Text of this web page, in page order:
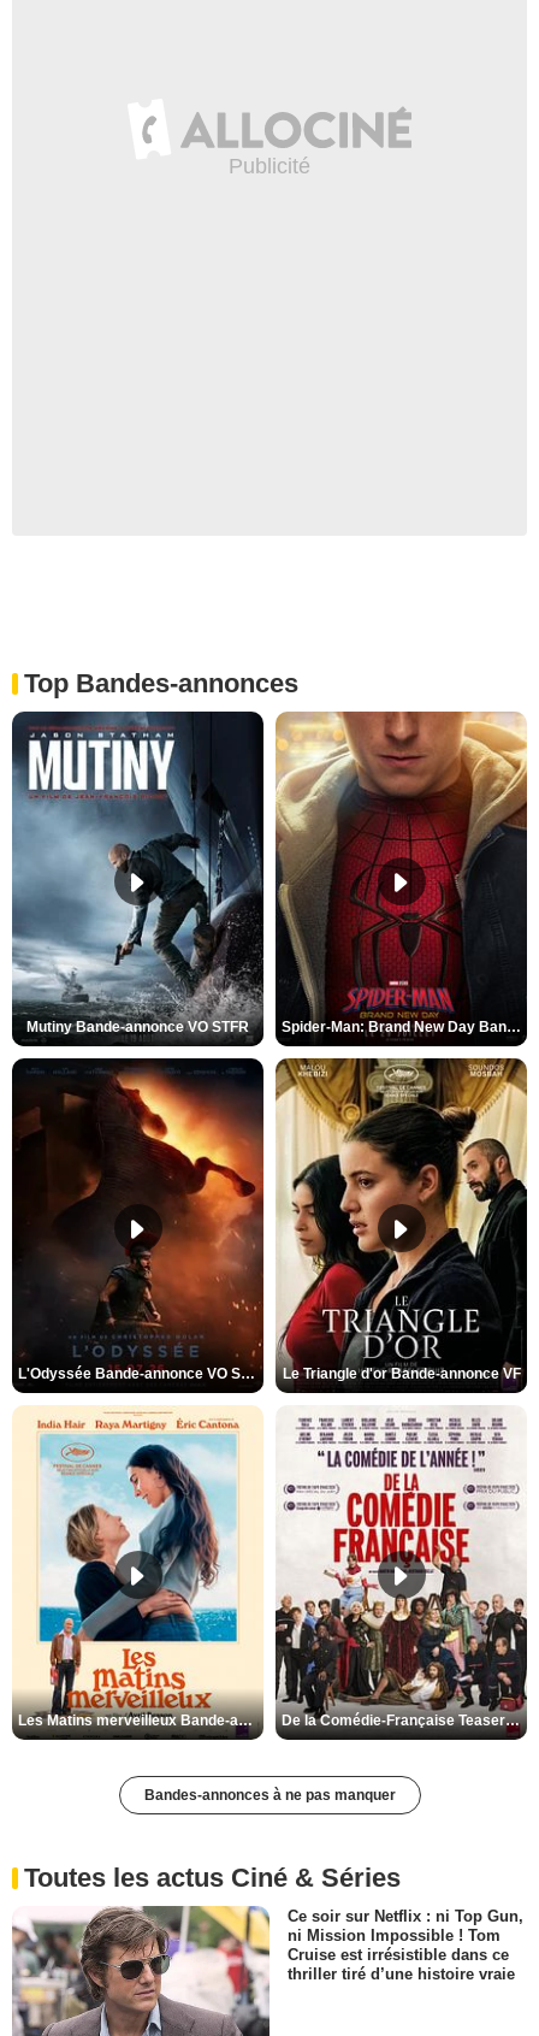
Top Bandes-annonces
Mutiny Bande-annonce VO STFR Spider-Man: Brand New Day Bande-annonce VO STFR
L'Odyssée Bande-annonce VO STFR Le Triangle d'or Bande-annonce VF
Les Matins merveilleux Bande-annonce VF De la Comédie-Française Teaser VF
Bandes-annonces à ne pas manquer
Toutes les actus Ciné & Séries
Ce soir sur Netflix : ni Top Gun,
ni Mission Impossible ! Tom
Cruise est irrésistible dans ce
thriller tiré d’une histoire vraie